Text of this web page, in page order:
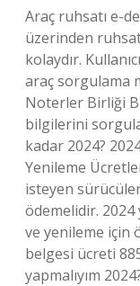
Araç ruhsatı e-
üzerinden
kolaydır.
araç sorgulama
Noterler Birliği
bilgilerini
kadar 2024?
Yenileme
isteyen
ödemelidir. 2024
ve yenileme için
belgesi ücreti
yapmalıyım